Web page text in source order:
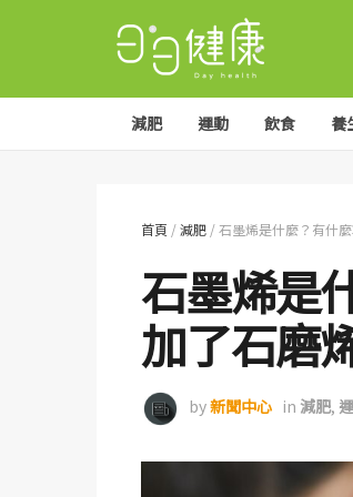
減肥 運動 飲食 養
首頁 /減肥 /石墨烯是什麼？有什
石墨烯是
加了石磨
by新聞中心 in 減肥,